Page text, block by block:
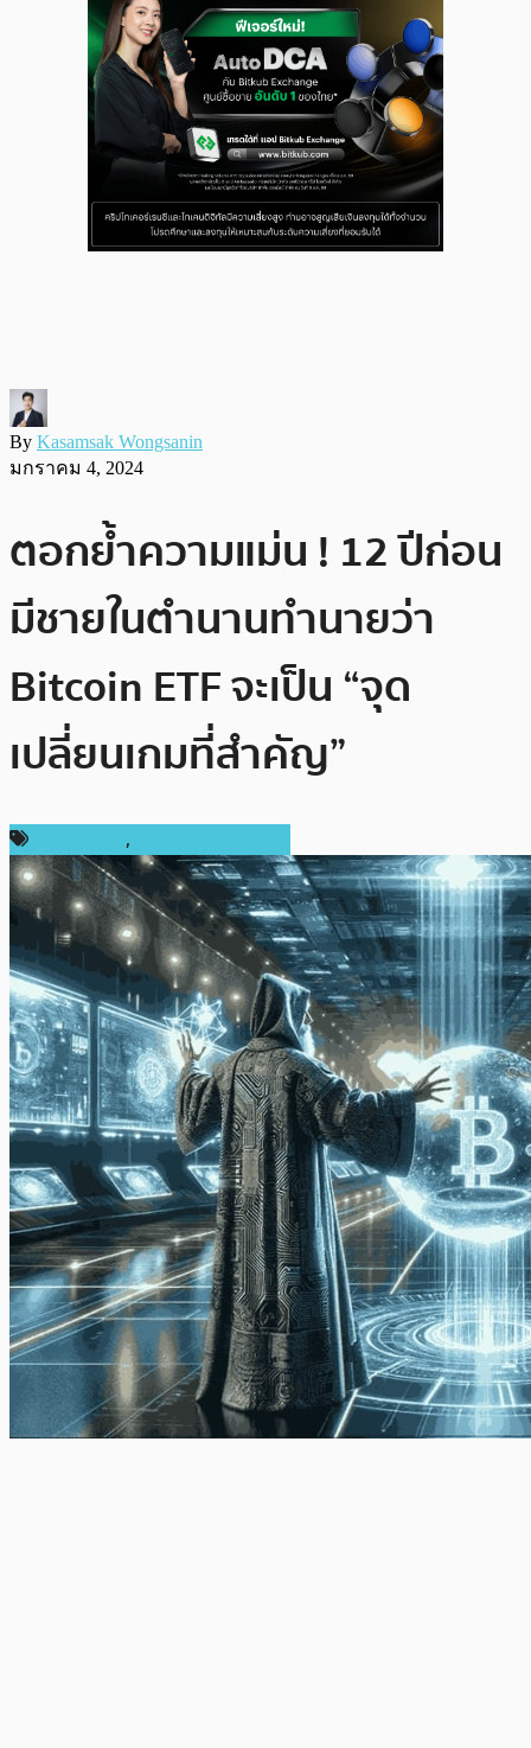
By Kasamsak Wongsanin
มกราคม 4, 2024
ตอกย้ำความแม่น ! 12 ปีก่อน
มีชายในตำนานทำนายว่า
Bitcoin ETF จะเป็น “จุด
เปลี่ยนเกมที่สำคัญ”
,